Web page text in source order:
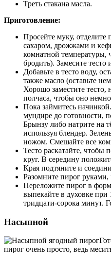
Треть стакана масла.
Приготовление:
Просейте муку, отделите
сахаром, дрожжами и
комнатной температуры,
бродить). Замесите тесто
Добавьте в тесто воду,
также масло (оставьте
Хорошо заместите тесто,
полчаса, чтобы оно
Пока займитесь
мундире до готовности,
Брынзу либо натрите на
используя блендер.
ножом. Смешайте все
Тесто раскатайте, чтобы
круг. В середину
Края подтяните и
Разомните пирог
Переложите пирог в
выпекайте в духовке
тридцати-сорока минут.
Насыпной
пирог очень просто, ведь